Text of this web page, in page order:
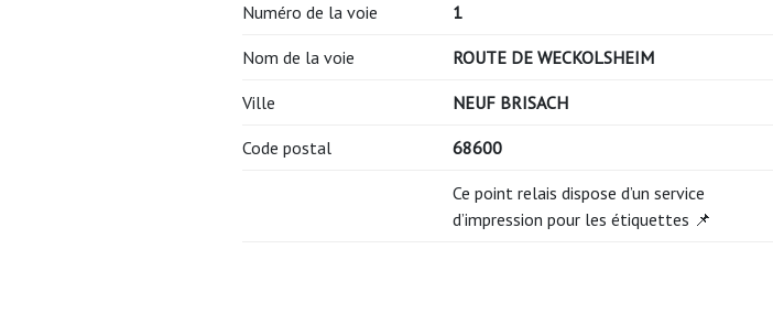
Numéro de la voie 1
Nom de la voie ROUTE DE WECKOLSHEIM
Ville NEUF BRISACH
Code postal 68600
Ce point relais dispose d’un service
d’impression pour les étiquettes 📌